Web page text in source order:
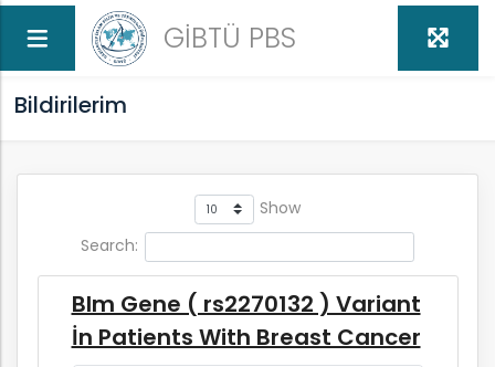
GİBTÜ PBS
Bildirilerim
Show
Search:
Blm Gene ( rs2270132 ) Variant
İn Patients With Breast Cancer